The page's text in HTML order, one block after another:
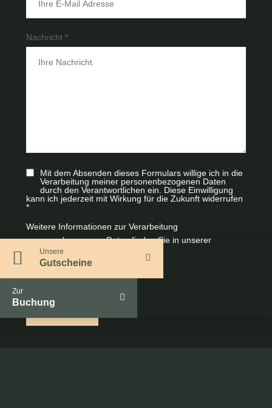
Nachricht *
Mit dem Absenden dieses Formulars willige ich in die
Verarbeitung meiner personenbezogenen Daten
durch den Verantwortlichen ein. Diese Einwilligung
kann ich jederzeit mit Wirkung für die Zukunft widerrufen
*
Weitere Informationen zur Verarbeitung
personenbezogener Daten finden Sie in unserer
Datenschutzerklärung
Unsere
Gutscheine
Zur
Buchung